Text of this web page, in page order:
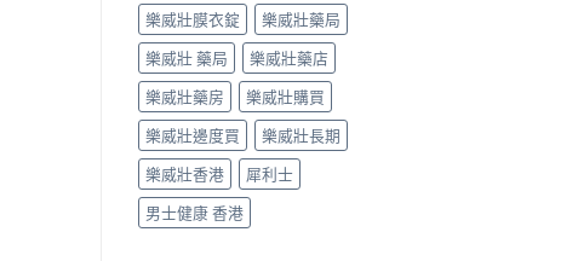
樂威壯膜衣錠
樂威壯藥局
樂威壯 藥局
樂威壯藥店
樂威壯藥房
樂威壯購買
樂威壯邊度買
樂威壯長期
樂威壯香港
犀利士
男士健康 香港